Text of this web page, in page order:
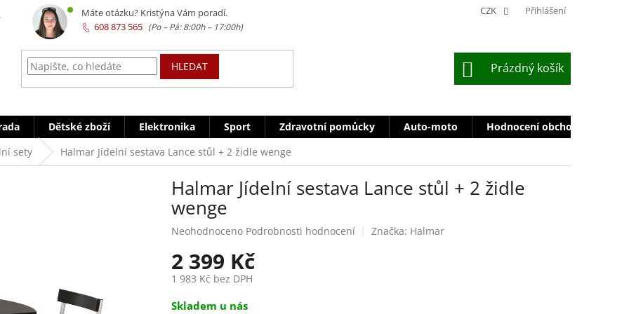
CZK Přihlášení
HLEDAT
NÁKUPNÍ
KOŠÍK
Prázdný košík
Dětské zboží Elektronika Sport Zdravotní pomůcky Auto-moto Hodnocení obchodu
sety Halmar Jídelní sestava Lance stůl + 2 židle wenge
Halmar Jídelní sestava Lance stůl + 2 židle
wenge
Průměrné
produktu
je
0,0
5
Neohodnoceno Podrobnosti hodnocení Značka: Halmar
2 399 Kč
1 983 Kč bez DPH
Měrná
Skladem u nás
Máte otázku? Kristýna Vám poradí.
608 873 565